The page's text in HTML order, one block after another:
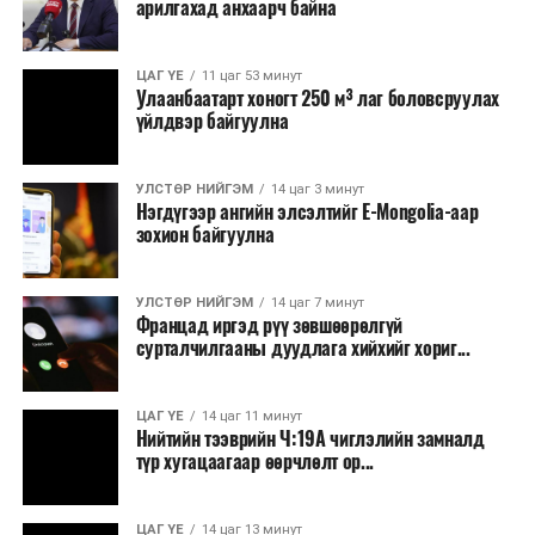
томилолт, гадаадын зочин хүлээн авах зардал;
Зайлшгүй шаардлагагүй тоног төхөөрөмж,
тавилга, автомашин худалдан авах;
Батлан хамгаалах, хууль зүйн салбараас бусад
Хуулиар заавал мэдээлэхээс бусад кино,
контент, хэвлэлийн зардал;
Заавал олгохоос бусад тэтгэмж, урамшуулал.
Санхүүгийн хэмнэлтийн горимыг 2026 оны
арванхоёрдугаар сарын 31 хүртэл мөрдөнө. Харин
эрүүл мэндийн салбар уг хэмнэлтийн горимд
хамрагдахгүй бөгөөд цэцэрлэг, сургуулийн хүүхдийн
эрт илрүүлэг, вакцинжуулалт, томуу, томуу төст
өвчний эсрэг арга хэмжээ зэрэг зайлшгүй
үргэлжилнэ гэж Ерөнхий сайд Н.Учрал онцоллоо.
арилгахад анхаарч байна
ЦАГ ҮЕ 11 цаг 53 минут
Улаанбаатарт хоногт 250 м³ лаг боловсруулах
үйлдвэр байгуулна
УЛСТӨР НИЙГЭМ 14 цаг 3 минут
Нэгдүгээр ангийн элсэлтийг E-Mongolia-аар
зохион байгуулна
УЛСТӨР НИЙГЭМ 14 цаг 7 минут
Францад иргэд рүү зөвшөөрөлгүй
сурталчилгааны дуудлага хийхийг хориг...
ЦАГ ҮЕ 14 цаг 11 минут
Нийтийн тээврийн Ч:19А чиглэлийн замналд
түр хугацаагаар өөрчлөлт ор...
ЦАГ ҮЕ 14 цаг 13 минут